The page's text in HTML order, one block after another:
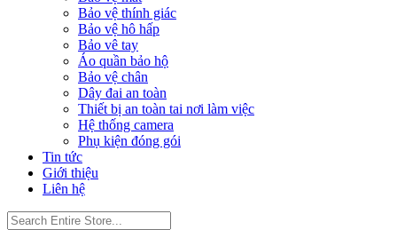
Bảo vệ thính giác
Bảo vệ hô hấp
Bảo vê tay
Áo quần bảo hộ
Bảo vệ chân
Dây đai an toàn
Thiết bị an toàn tai nơi làm việc
Hệ thống camera
Phụ kiện đóng gói
Tin tức
Giới thiệu
Liên hệ